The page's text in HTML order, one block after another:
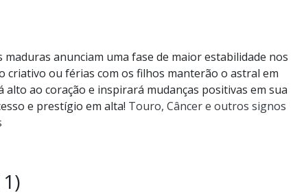
maduras anunciam uma fase de maior estabilidade nos
criativo ou férias com os filhos manterão o astral em
alto ao coração e inspirará mudanças positivas em sua
e prestígio em alta! Touro, Câncer e outros signos